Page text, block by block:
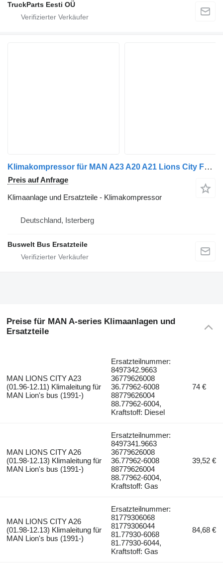
TruckParts Eesti OÜ
Klimakompressor für MAN A23 A20 A21 Lions City FKX 40 655 N Bus
Preis auf Anfrage
Klimaanlage und Ersatzteile - Klimakompressor
Deutschland, Isterberg
Buswelt Bus Ersatzteile
Preise für MAN A-series Klimaanlagen und
Ersatzteile
MAN LIONS CITY A23
(01.96-12.11) Klimaleitung für
MAN Lion's bus (1991-)
Ersatzteilnummer:
8497342.9663
36779626008
36.77962-6008
88779626004
88.77962-6004,
Kraftstoff: Diesel
74 €
MAN LIONS CITY A26
(01.98-12.13) Klimaleitung für
MAN Lion's bus (1991-)
Ersatzteilnummer:
8497341.9663
36779626008
36.77962-6008
88779626004
88.77962-6004,
Kraftstoff: Gas
39,52 €
MAN LIONS CITY A26
(01.98-12.13) Klimaleitung für
MAN Lion's bus (1991-)
Ersatzteilnummer:
81779306068
81779306044
81.77930-6068
81.77930-6044,
Kraftstoff: Gas
84,68 €